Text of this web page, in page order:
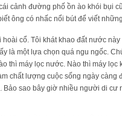
cảnh đường phố ồn ào khói bụi
ông có nhấc nổi bút để viết
cổ. Tôi khát khao đất nước
là một lựa chọn quá ngu ngốc.
thì máy lọc nước. Nào thì máy
chất lượng cuộc sống ngày
sao bây giờ nhiều người di